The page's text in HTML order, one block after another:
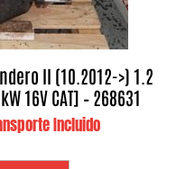
II (10.2012->) 1.2
16V CAT] – 268631
Incluido